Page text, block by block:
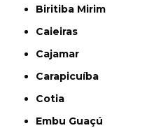
Biritiba Mirim
Caieiras
Cajamar
Carapicuíba
Cotia
Embu Guaçú